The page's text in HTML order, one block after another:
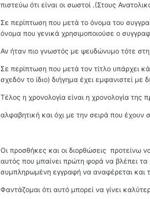
πιστεύω ότι είναι οι σωστοί .(Στους
Σε περίπτωση που μετά το όνομα του
όνομα που γενικά χρησιμοποιούσε ο
Αν ήταν πιο γνωστός με ψευδώνυμο τότε
Σε περίπτωση που μετά τον τίτλο υπάρχει
σχεδόν το ίδιο) διήγημα έχει εμφανιστεί με
Τέλος η χρονολογία είναι η χρονολογία της
αλφαβητική και όχι με την σειρά που έχουν
Οι προσθήκες και οι διορθώσεις προτείνω
αυτός που μπαίνει πρώτη φορά να βλέπει
συμπληρωμένη εγγραφή να αναφέρεται και
Φαντάζομαι ότι αυτό μπορεί να γίνει